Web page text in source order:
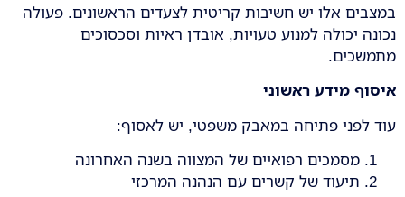
במצבים אלו יש חשיבות קריטית לצעדים הראשונים. פעולה
נכונה יכולה למנוע טעויות, אובדן ראיות וסכסוכים
מתמשכים.
איסוף מידע ראשוני
עוד לפני פתיחה במאבק משפטי, יש לאסוף:
מסמכים רפואיים של המצווה בשנה האחרונה
תיעוד של קשרים עם הנהנה המרכזי